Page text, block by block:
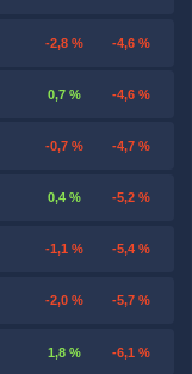
-2,8 % -4,6 %
0,7 % -4,6 %
-0,7 % -4,7 %
0,4 % -5,2 %
-1,1 % -5,4 %
-2,0 % -5,7 %
1,8 % -6,1 %